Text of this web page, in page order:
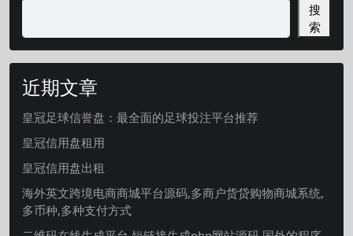
搜
索
近期文章
皇冠足球信誉盘：最全面的足球投注平台推荐
皇冠信用盘租用
皇冠信用盘出租
海外英文跨境电商商城平台源码,多商户货贷购物商城系统,
多币种,多种支付方式